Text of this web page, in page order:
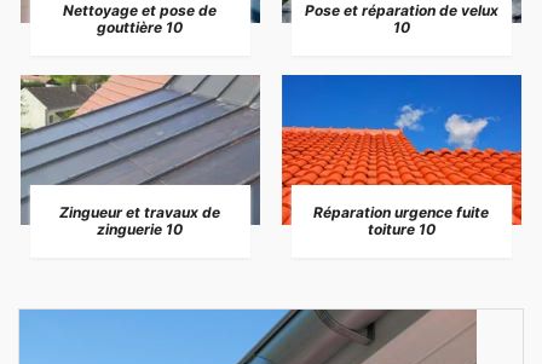
Nettoyage et pose de
gouttière 10
Pose et réparation de velux
10
Zingueur et travaux de
zinguerie 10
Réparation urgence fuite
toiture 10